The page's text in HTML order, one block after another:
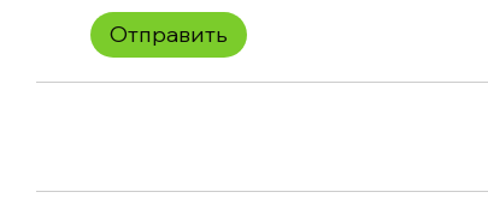
Отправить